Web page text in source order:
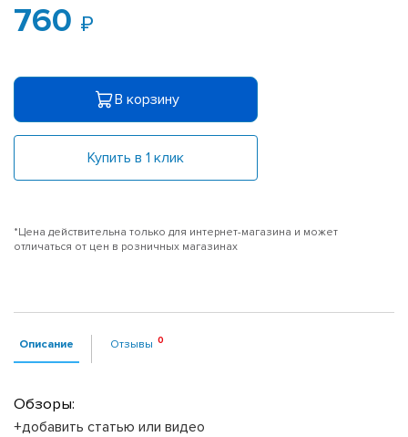
760
В корзину
Купить в 1 клик
*Цена действительна только для интернет-магазина и может
отличаться от цен в розничных магазинах
Описание Отзывы
Обзоры:
+добавить статью или видео